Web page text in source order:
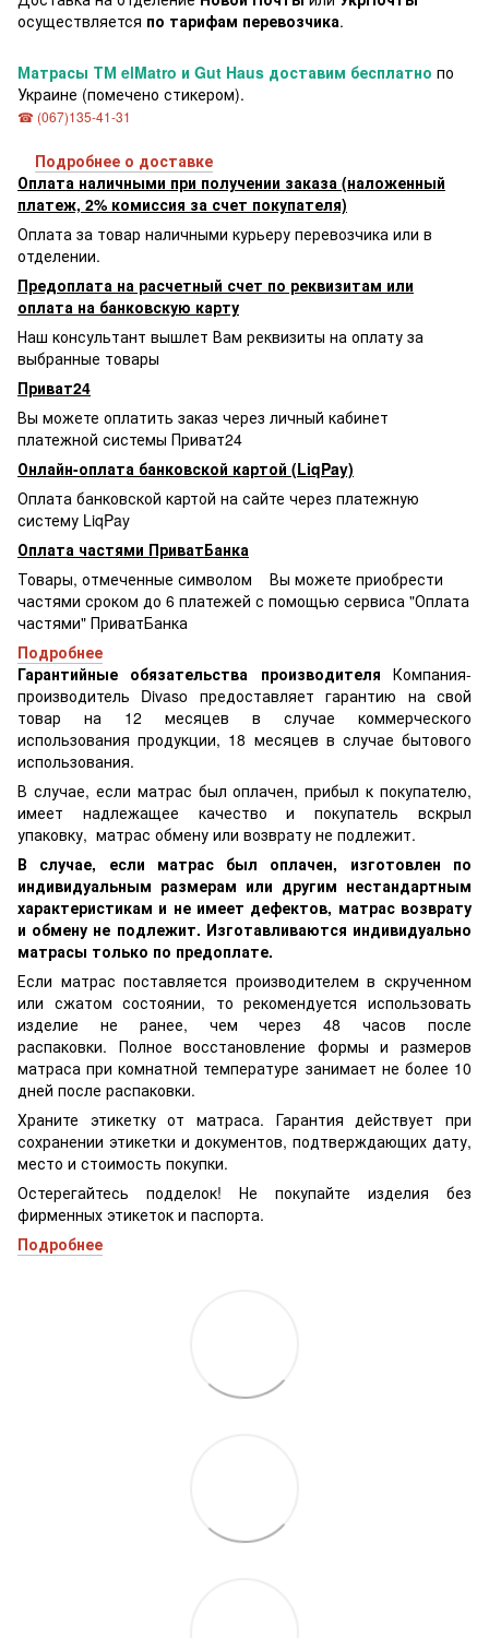
осуществляется по тарифам перевозчика.
Матрасы ТМ elMatro и Gut Haus доставим бесплатно по
Украине (помечено стикером).
☎ (067)135-41-31
Подробнее о доставке
Оплата наличными при получении заказа (наложенный
платеж, 2% комиссия за счет покупателя)
Оплата за товар наличными курьеру перевозчика или в
отделении.
Предоплата на расчетный счет по реквизитам или
оплата на банковскую карту
Наш консультант вышлет Вам реквизиты на оплату за
выбранные товары
Приват24
Вы можете оплатить заказ через личный кабинет
платежной системы Приват24
Онлайн-оплата банковской картой (LiqPay)
Оплата банковской картой на сайте через платежную
систему LiqPay
Оплата частями ПриватБанка
Товары, отмеченные символом
Вы можете приобрести
частями сроком до 6 платежей с помощью сервиса "Оплата
частями" ПриватБанка
Подробнее
Гарантийные обязательства производителя Компания-
производитель Divaso предоставляет гарантию на свой
товар на 12 месяцев в случае коммерческого
использования продукции, 18 месяцев в случае бытового
использования.
В случае, если матрас был оплачен, прибыл к покупателю,
имеет надлежащее качество и покупатель вскрыл
упаковку, матрас обмену или возврату не подлежит.
В случае, если матрас был оплачен, изготовлен по
индивидуальным размерам или другим нестандартным
характеристикам и не имеет дефектов, матрас возврату
и обмену не подлежит. Изготавливаются индивидуально
матрасы только по предоплате.
Если матрас поставляется производителем в скрученном
или сжатом состоянии, то рекомендуется использовать
изделие не ранее, чем через 48 часов после
распаковки. Полное восстановление формы и размеров
матраса при комнатной температуре занимает не более 10
дней после распаковки.
Храните этикетку от матраса. Гарантия действует при
сохранении этикетки и документов, подтверждающих дату,
место и стоимость покупки.
Остерегайтесь подделок! Не покупайте изделия без
фирменных этикеток и паспорта.
Подробнее